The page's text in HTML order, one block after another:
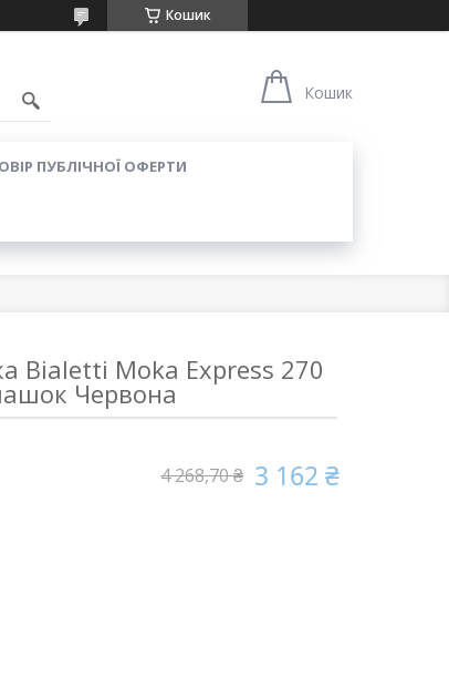
Кошик
Кошик
ПУБЛІЧНОЇ ОФЕРТИ
Bialetti Moka Express 270
Червона
4 268,70 ₴ 3 162 ₴